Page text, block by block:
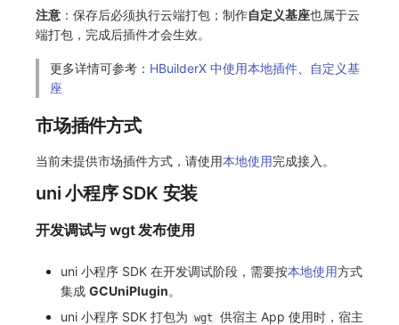
注意 ：保存后必须执行云端打包；制作自定义基座也属于云
端打包，完成后插件才会生效。
更多详情可参考： HBuilderX 中使用本地插件
自定义基
座
市场插件方式
当前未提供市场插件方式，请使用本地使用完成接入。
uni 小程序 SDK 安装
开发调试与 wgt 发布使用
uni 小程序 SDK 在开发调试阶段，需要按本地使用方式
集成 GCUniPlugin。
uni 小程序 SDK 打包为 wgt
供宿主 App 使用时，宿主